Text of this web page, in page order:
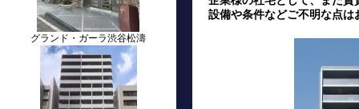
グランド・ガーラ渋谷松濤
設備や条件などご不明な点